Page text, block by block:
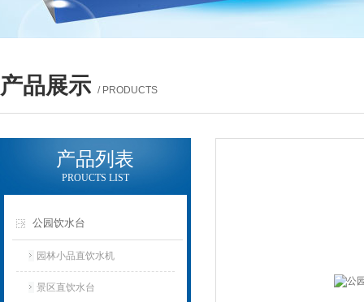
产品展示 / PRODUCTS
产品列表
PROUCTS LIST
公园饮水台
园林小品直饮水机
景区直饮水台